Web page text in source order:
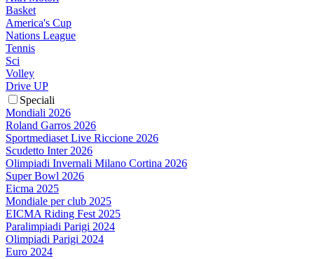
Basket
America's Cup
Nations League
Tennis
Sci
Volley
Drive UP
Speciali
Mondiali 2026
Roland Garros 2026
Sportmediaset Live Riccione 2026
Scudetto Inter 2026
Olimpiadi Invernali Milano Cortina 2026
Super Bowl 2026
Eicma 2025
Mondiale per club 2025
EICMA Riding Fest 2025
Paralimpiadi Parigi 2024
Olimpiadi Parigi 2024
Euro 2024